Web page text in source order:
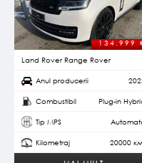
134.999
Land Rover Range Rover
Anul producerii
Combustibil Plug-in
Tip MPS
Kilometraj 20000 км.